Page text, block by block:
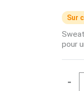
Sur
pour
-